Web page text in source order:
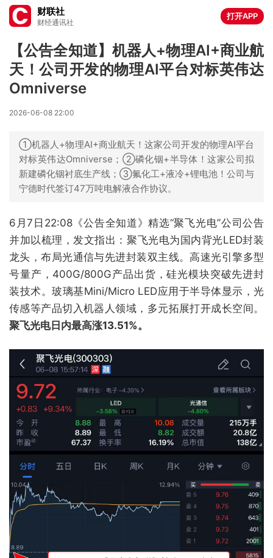
财联社
财经通讯社
打开APP
【公告全知道】机器人+物理AI+商业航
天！公司开发的物理AI平台对标英伟达
Omniverse
2026-06-08 22:00
①机器人+物理AI+商业航天！这家公司开发的物理AI平台
对标英伟达Omniverse；②磷化铟+半导体！这家公司拟
新建磷化铟衬底生产线；③氟化工+液冷+锂电池！公司与
宁德时代签订47万吨电解液合作协议。
6月7日22:08《公告全知道》精选“聚飞光电”公司公告
并加以梳理，发文指出：聚飞光电为国内背光LED封装
龙头，布局光通信与先进封装双主线。高速光引擎多型
号量产，400G/800G产品出货，硅光模块突破先进封
装技术。玻璃基Mini/Micro LED应用于半导体显示，光
传感等产品切入机器人领域，多元拓展打开成长空间。
聚飞光电日内最高涨13.51%。